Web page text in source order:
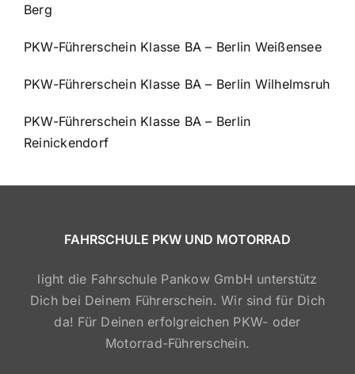
Berg
PKW-Führerschein Klasse BA – Berlin Weißensee
PKW-Führerschein Klasse BA – Berlin Wilhelmsruh
PKW-Führerschein Klasse BA – Berlin
Reinickendorf
FAHRSCHULE PKW UND MOTORRAD
light die Fahrschule Pankow GmbH unterstütz
Dich bei Deinem Führerschein. Wir sind für Dich
da! Für Deinen erfolgreichen PKW- oder
Motorrad-Führerschein.